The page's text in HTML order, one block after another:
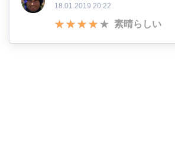
18.01.2019 20:22
素晴らしい